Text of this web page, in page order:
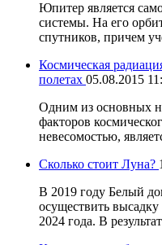
Юпитер является
системы. На его
спутников, причем
Космическая
полетах 05.08.2015
Одним из основных
факторов
невесомостью,
Сколько стоит Луна?
В 2019 году Белый
осуществить
2024 года. В